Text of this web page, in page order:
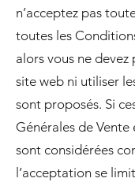
n’acceptez pas
toutes les
alors vous ne devez
site web ni utiliser
sont proposés. Si
Générales de Vente
sont considérées
l’acceptation se